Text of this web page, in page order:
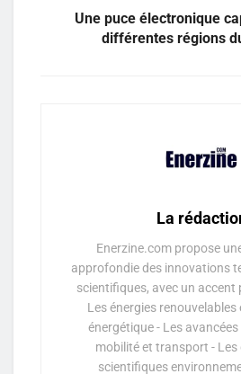
Une puce électronique
différentes régions
La
Enerzine.com propose
approfondie des innovations
scientifiques, avec un accent
Les énergies
énergétique - Les
mobilité et transport - Les
scientifiques